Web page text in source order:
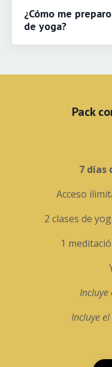
¿Cómo me
de yoga?
Pack
7 días
Acceso
2 clases de
1
Incluye
Incluye